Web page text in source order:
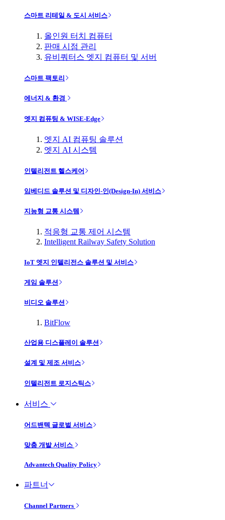
스마트 리테일 & 도시 서비스
올인원 터치 컴퓨터
판매 시점 관리
유비쿼터스 엣지 컴퓨터 및 서버
스마트 팩토리
에너지 & 환경
엣지 컴퓨팅 & WISE-Edge
엣지 AI 컴퓨팅 솔루션
엣지 AI 시스템
인텔리전트 헬스케어
임베디드 솔루션 및 디자인-인(Design-In) 서비스
지능형 교통 시스템
적응형 교통 제어 시스템
Intelligent Railway Safety Solution
IoT 엣지 인텔리전스 솔루션 및 서비스
게임 솔루션
비디오 솔루션
BitFlow
산업용 디스플레이 솔루션
설계 및 제조 서비스
인텔리전트 로지스틱스
서비스
어드밴텍 글로벌 서비스
맞춤 개발 서비스
Advantech Quality Policy
파트너
Channel Partners